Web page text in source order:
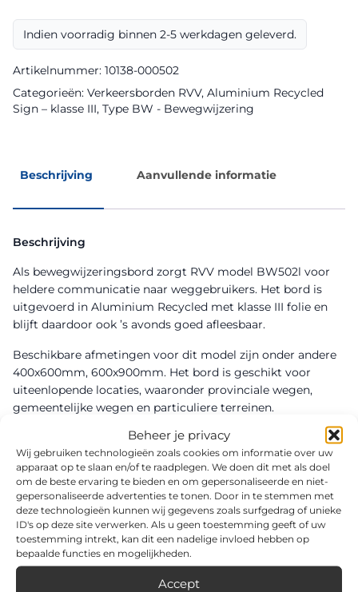
Beheer je privacy
Wij gebruiken technologieën zoals cookies om informatie over uw
apparaat op te slaan en/of te raadplegen. We doen dit met als doel
om de beste ervaring te bieden en om gepersonaliseerde en niet-
gepersonaliseerde advertenties te tonen. Door in te stemmen met
deze technologieën kunnen wij gegevens zoals surfgedrag of unieke
ID's op deze site verwerken. Als u geen toestemming geeft of uw
toestemming intrekt, kan dit een nadelige invloed hebben op
bepaalde functies en mogelijkheden.
Accept
Recycled
Sign
aantal
Indien voorradig binnen 2-5 werkdagen geleverd.
Artikelnummer: 10138-000502
Categorieën: Verkeersborden RVV, Aluminium Recycled
Sign – klasse III, Type BW - Bewegwijzering
Beschrijving Aanvullende informatie
Beschrijving
Als bewegwijzeringsbord zorgt RVV model BW502l voor
heldere communicatie naar weggebruikers. Het bord is
uitgevoerd in Aluminium Recycled met klasse III folie en
blijft daardoor ook ’s avonds goed afleesbaar.
Beschikbare afmetingen voor dit model zijn onder andere
400x600mm, 600x900mm. Het bord is geschikt voor
uiteenlopende locaties, waaronder provinciale wegen,
gemeentelijke wegen en particuliere terreinen.
Via van Dalen levert dit product direct uit voorraad en
verzorgt desgewenst ook de montage en plaatsing.